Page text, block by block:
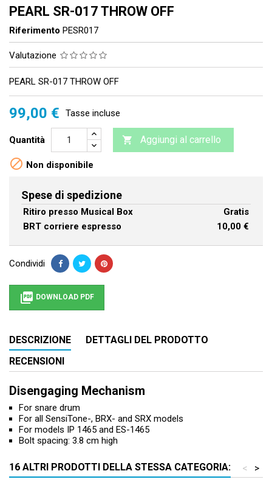
PEARL SR-017 THROW OFF
Riferimento PESR017
Valutazione
PEARL SR-017 THROW OFF
99,00 € Tasse incluse
Quantità  Aggiungi al carrello
 Non disponibile
Spese di spedizione
Ritiro presso Musical Box
Gratis
BRT corriere espresso
10,00 €
Condividi
 DOWNLOAD PDF
DESCRIZIONE
DETTAGLI DEL PRODOTTO
RECENSIONI
Disengaging Mechanism
For snare drum
For all SensiTone-, BRX- and SRX models
For models IP 1465 and ES-1465
Bolt spacing: 3.8 cm high
16 ALTRI PRODOTTI DELLA STESSA CATEGORIA: >
<